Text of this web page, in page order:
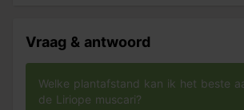
Vraag & antwoord
Welke plantafstand kan ik het beste
de Liriope muscari?